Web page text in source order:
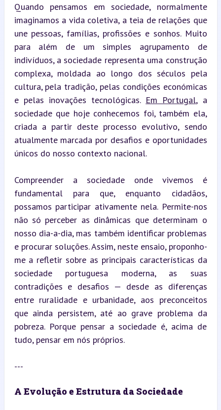
Quando pensamos em sociedade, normalmente
imaginamos a vida coletiva, a teia de relações que
une pessoas, famílias, profissões e sonhos. Muito
para além de um simples agrupamento de
indivíduos, a sociedade representa uma construção
complexa, moldada ao longo dos séculos pela
cultura, pela tradição, pelas condições económicas
e pelas inovações tecnológicas. Em Portugal, a
sociedade que hoje conhecemos foi, também ela,
criada a partir deste processo evolutivo, sendo
atualmente marcada por desafios e oportunidades
únicos do nosso contexto nacional.
Compreender a sociedade onde vivemos é
fundamental para que, enquanto cidadãos,
possamos participar ativamente nela. Permite-nos
não só perceber as dinâmicas que determinam o
nosso dia-a-dia, mas também identificar problemas
e procurar soluções. Assim, neste ensaio, proponho-
me a refletir sobre as principais características da
sociedade portuguesa moderna, as suas
contradições e desafios — desde as diferenças
entre ruralidade e urbanidade, aos preconceitos
que ainda persistem, até ao grave problema da
pobreza. Porque pensar a sociedade é, acima de
tudo, pensar em nós próprios.
---
A Evolução e Estrutura da Sociedade